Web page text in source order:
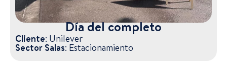
Día del completo
Cliente: Unilever
Sector Salas: Estacionamiento